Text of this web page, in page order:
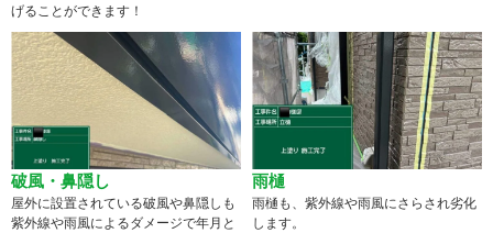
げることができます！
破風・鼻隠し
屋外に設置されている破風や鼻隠しも
紫外線や雨風によるダメージで年月と
雨樋
雨樋も、紫外線や雨風にさらされ劣化
します。